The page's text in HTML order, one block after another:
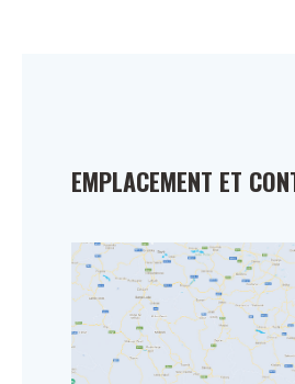
EMPLACEMENT ET